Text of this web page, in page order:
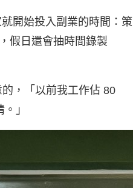
開始投入副業的時間：策
假日還會抽時間錄製
，「以前我工作佔 80
」